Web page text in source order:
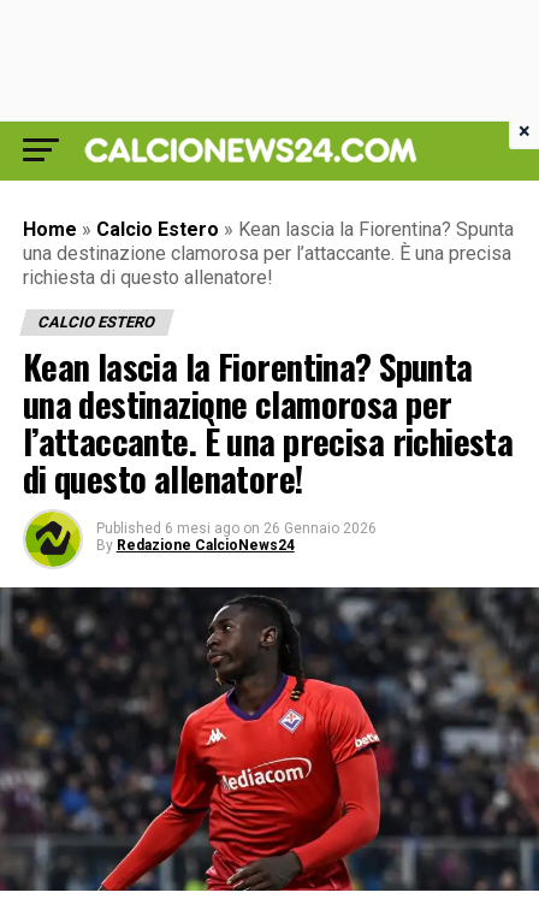
Home » Calcio Estero » Kean lascia la Fiorentina? Spunta
una destinazione clamorosa per l’attaccante. È una precisa
richiesta di questo allenatore!
CALCIO ESTERO
Kean lascia la Fiorentina? Spunta
una destinazione clamorosa per
l’attaccante. È una precisa richiesta
di questo allenatore!
Published 6 mesi ago on 26 Gennaio 2026
By Redazione CalcioNews24
×